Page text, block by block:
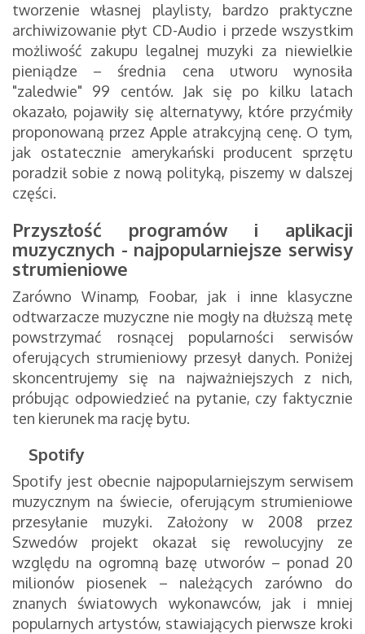
tworzenie własnej playlisty, bardzo praktyczne
archiwizowanie płyt CD-Audio i przede wszystkim
możliwość zakupu legalnej muzyki za niewielkie
pieniądze – średnia cena utworu wynosiła
"zaledwie" 99 centów. Jak się po kilku latach
okazało, pojawiły się alternatywy, które przyćmiły
proponowaną przez Apple atrakcyjną cenę. O tym,
jak ostatecznie amerykański producent sprzętu
poradził sobie z nową polityką, piszemy w dalszej
części.
Przyszłość programów i aplikacji
muzycznych - najpopularniejsze serwisy
strumieniowe
Zarówno Winamp, Foobar, jak i inne klasyczne
odtwarzacze muzyczne nie mogły na dłuższą metę
powstrzymać rosnącej popularności serwisów
oferujących strumieniowy przesył danych. Poniżej
skoncentrujemy się na najważniejszych z nich,
próbując odpowiedzieć na pytanie, czy faktycznie
ten kierunek ma rację bytu.
Spotify
Spotify jest obecnie najpopularniejszym serwisem
muzycznym na świecie, oferującym strumieniowe
przesyłanie muzyki. Założony w 2008 przez
Szwedów projekt okazał się rewolucyjny ze
względu na ogromną bazę utworów – ponad 20
milionów piosenek – należących zarówno do
znanych światowych wykonawców, jak i mniej
popularnych artystów, stawiających pierwsze kroki